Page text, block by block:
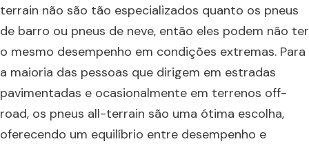
terrain não são tão especializados quanto os pneus
de barro ou pneus de neve, então eles podem não ter
o mesmo desempenho em condições extremas. Para
a maioria das pessoas que dirigem em estradas
pavimentadas e ocasionalmente em terrenos off-
road, os pneus all-terrain são uma ótima escolha,
oferecendo um equilíbrio entre desempenho e